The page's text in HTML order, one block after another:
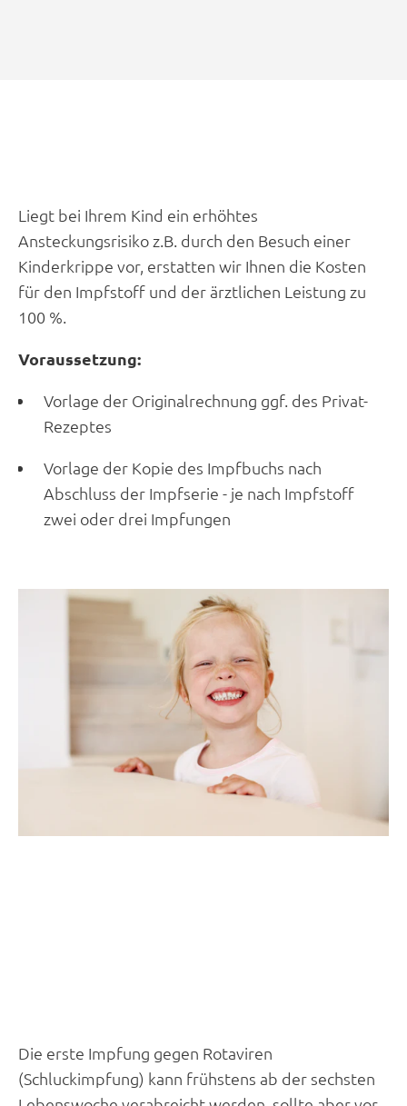
Liegt bei Ihrem Kind ein erhöhtes
Ansteckungsrisiko z.B. durch den Besuch einer
Kinderkrippe vor, erstatten wir Ihnen die Kosten
für den Impfstoff und der ärztlichen Leistung zu
100 %.
Voraussetzung:
Vorlage der Originalrechnung ggf. des Privat-
Rezeptes
Vorlage der Kopie des Impfbuchs nach
Abschluss der Impfserie - je nach Impfstoff
zwei oder drei Impfungen
Die erste Impfung gegen Rotaviren
(Schluckimpfung) kann frühstens ab der sechsten